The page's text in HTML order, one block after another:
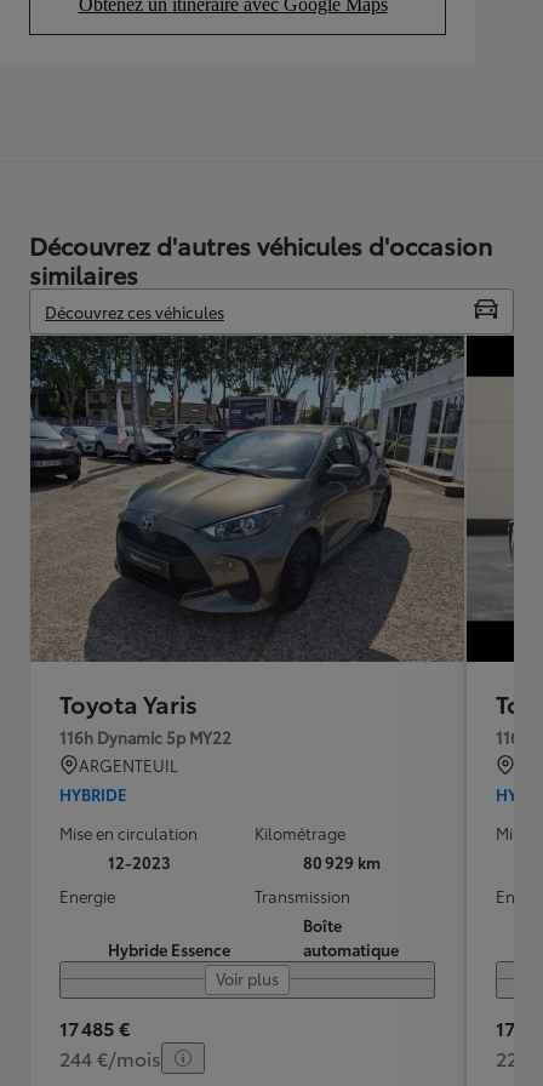
Obtenez un itinéraire avec Google Maps
(Opens in new tab)
Découvrez d'autres véhicules d'occasion
similaires
Découvrez ces véhicules
Toyota Yaris
116h Dynamic 5p MY22
ARGENTEUIL
HYBRIDE
Mise en circulation
12-2023
Kilométrage
80 929 km
Energie
Hybride Essence
Transmission
Boîte
automatique
Voir plus
17 485 €
244 €/mois
116h
Mise
17
229